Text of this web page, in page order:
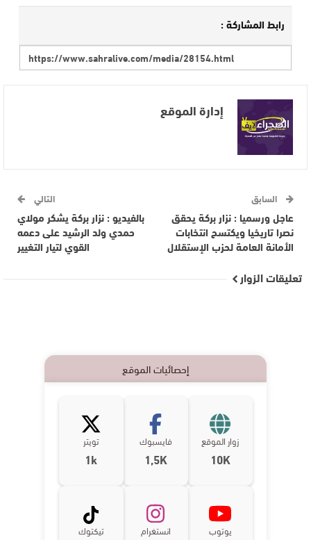
رابط المشاركة :
إدارة الموقع
السابق
عاجل ورسميا : نزار بركة يحقق
نصرا تاريخيا ويكتسح انتخابات
الأمانة العامة لحزب الإستقلال
التالي
بالفيديو : نزار بركة يشكر مولاي
حمدي ولد الرشيد على دعمه
القوي لتيار التغيير
تعليقات الزوار
إحصائيات الموقع
زوار الموقع
10K
فايسبوك
1,5K
تويتر
1k
يوتوب انستغرام تيكتوك